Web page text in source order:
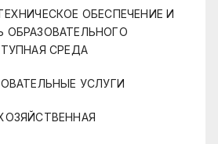
ОБЕСПЕЧЕНИЕ И
СРЕДА
УСЛУГИ